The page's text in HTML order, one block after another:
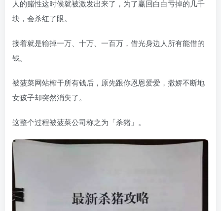
人的赌性这时候就被激发出来了，为了赢回白白亏掉的几千
块，会杀红了眼。
接着就是输掉一万、十万、一百万，借光身边人所有能借的
钱。
被菠菜网站榨干所有钱后，原先跟你恩恩爱爱，撒娇不断地
女孩子却突然消失了。
这整个过程被菠菜公司称之为「杀猪」。